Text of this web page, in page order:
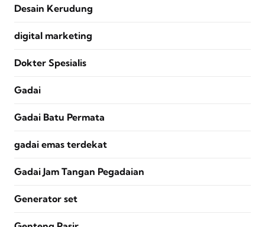
Desain Kerudung
digital marketing
Dokter Spesialis
Gadai
Gadai Batu Permata
gadai emas terdekat
Gadai Jam Tangan Pegadaian
Generator set